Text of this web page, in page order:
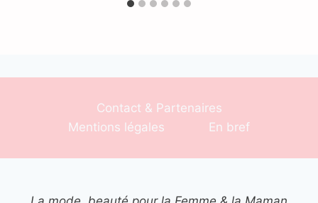
Contact & Partenaires
Mentions légales
En bref